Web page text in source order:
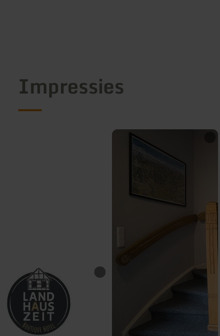
Impressies